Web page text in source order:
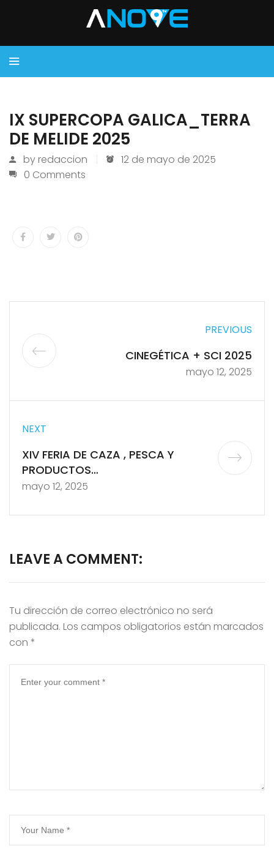
IX SUPERCOPA GALICA_TERRA
DE MELIDE 2025
by redaccion
12 de mayo de 2025
0 Comments
NEXT
XIV FERIA DE CAZA , PESCA Y
PRODUCTOS
ALIMENTARIOS_POTES 2025
mayo 12, 2025
PREVIOUS
CINEGÉTICA + SCI 2025
mayo 12, 2025
LEAVE A COMMENT:
Tu dirección de correo electrónico no será
publicada. Los campos obligatorios están marcados
con *